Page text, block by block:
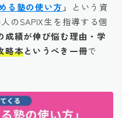
る塾の使い方 」
という資
のSAPIX生を指導する個
成績が伸び悩む理由・学
略本というべき一冊で